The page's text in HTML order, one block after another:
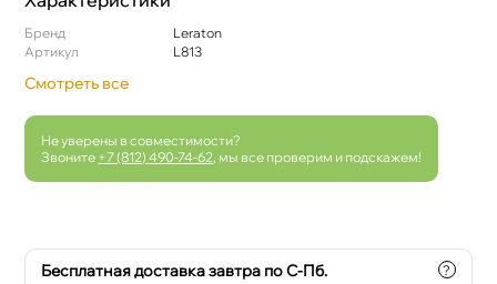
Бренд
Leraton
Артикул
L813
Смотреть все
Не уверены в совместимости?
Звоните +7 (812) 490-74-62 , мы все проверим и подскажем!
Бесплатная доставка завтра по С-Пб. ?